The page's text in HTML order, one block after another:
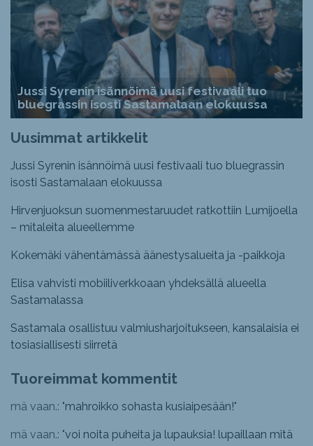
Jussi Syrenin isännöimä uusi festivaali tuo
bluegrassin isosti Sastamalaan elokuussa
Uusimmat artikkelit
Jussi Syrenin isännöimä uusi festivaali tuo bluegrassin
isosti Sastamalaan elokuussa
Hirvenjuoksun suomenmestaruudet ratkottiin Lumijoella
– mitaleita alueellemme
Kokemäki vähentämässä äänestysalueita ja -paikkoja
Elisa vahvisti mobiiliverkkoaan yhdeksällä alueella
Sastamalassa
Sastamala osallistuu valmiusharjoitukseen, kansalaisia ei
tosiasiallisesti siirretä
Tuoreimmat kommentit
mä vaan.: "mahroikko sohasta kusiaipesään!"
mä vaan.: "voi noita puheita ja lupauksia! lupaillaan mitä